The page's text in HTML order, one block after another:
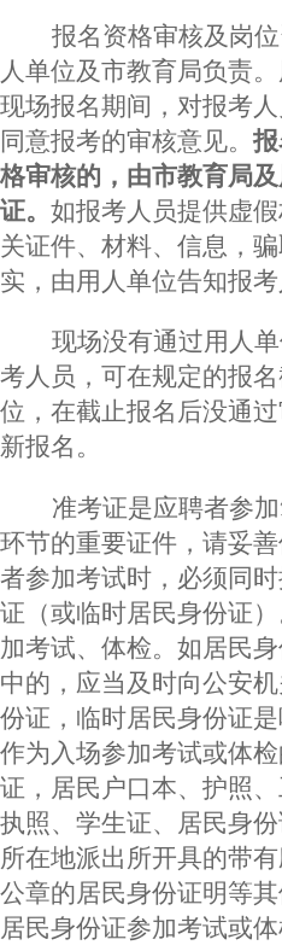
报名资格审核及岗
人单位及市教育局负责
现场报名期间，对报考
同意报考的审核意见。
格审核的，由市教育局
证。 如报考人员提供虚
关证件、材料、信息，
实，由用人单位告知报考
现场没有通过用人
考人员，可在规定的报
位，在截止报名后没通
新报名。
准考证是应聘者参
环节的重要证件，请妥
者参加考试时，必须同
证（或临时居民身份证
加考试、体检。如居民
中的，应当及时向公安
份证，临时居民身份证
作为入场参加考试或体
证，居民户口本、护照
执照、学生证、居民身
所在地派出所开具的带
公章的居民身份证明等
居民身份证参加考试或体